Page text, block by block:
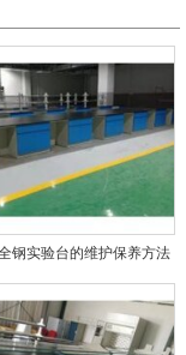
钢实验台的维护保养方法